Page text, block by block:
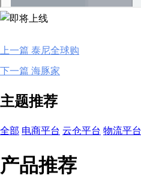
上一篇 泰尼全球购
下一篇 海豚家
主题推荐
全部 电商平台 云仓平台 物流平台
产品推荐